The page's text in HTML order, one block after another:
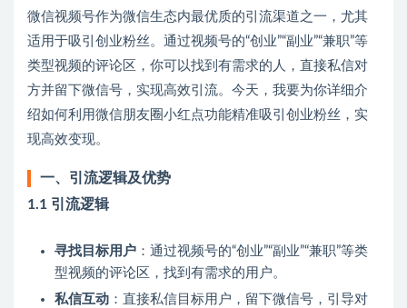
微信视频号作为微信生态内最优质的引流渠道之一，尤其
适用于吸引创业粉丝。通过视频号的“创业”“副业”“兼职”等
类型视频的评论区，你可以找到有需求的人，直接私信对
方并留下微信号，实现高效引流。今天，我要为你详细介
绍如何利用微信朋友圈小红点功能精准吸引创业粉丝，实
现高效变现。
一、引流逻辑及优势
1.1 引流逻辑
寻找目标用户 ：通过视频号的“创业”“副业”“兼职”等类
型视频的评论区，找到有需求的用户。
私信互动 ：直接私信目标用户，留下微信号，引导对